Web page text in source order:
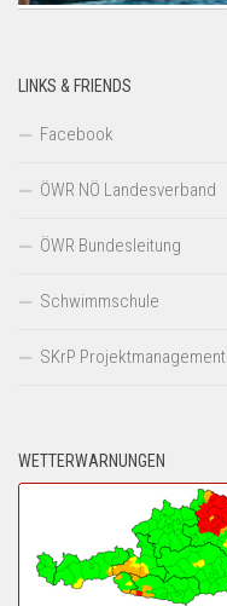
LINKS & FRIENDS
Facebook
ÖWR NÖ Landesverband
ÖWR Bundesleitung
Schwimmschule
SKrP Projektmanagement
WETTERWARNUNGEN